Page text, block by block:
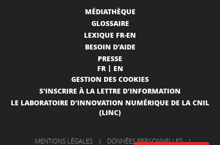
MÉDIATHÈQUE
GLOSSAIRE
LEXIQUE FR-EN
BESOIN D'AIDE
PRESSE
FR
EN
GESTION DES COOKIES
S'INSCRIRE À LA LETTRE D'INFORMATION
LE LABORATOIRE D'INNOVATION NUMÉRIQUE DE LA CNIL
(LINC)
MENTIONS LÉGALES | DONNÉES PERSONNELLES |